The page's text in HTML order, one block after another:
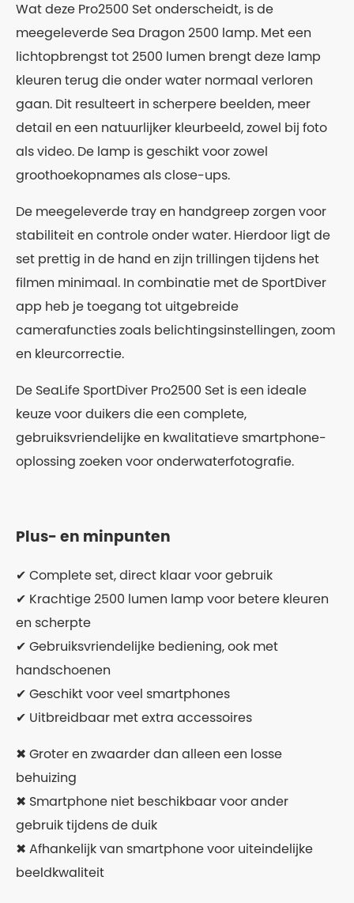
Wat deze Pro2500 Set onderscheidt, is de
meegeleverde Sea Dragon 2500 lamp. Met een
lichtopbrengst tot 2500 lumen brengt deze lamp
kleuren terug die onder water normaal verloren
gaan. Dit resulteert in scherpere beelden, meer
detail en een natuurlijker kleurbeeld, zowel bij foto
als video. De lamp is geschikt voor zowel
groothoekopnames als close-ups.
De meegeleverde tray en handgreep zorgen voor
stabiliteit en controle onder water. Hierdoor ligt de
set prettig in de hand en zijn trillingen tijdens het
filmen minimaal. In combinatie met de SportDiver
app heb je toegang tot uitgebreide
camerafuncties zoals belichtingsinstellingen, zoom
en kleurcorrectie.
De SeaLife SportDiver Pro2500 Set is een ideale
keuze voor duikers die een complete,
gebruiksvriendelijke en kwalitatieve smartphone-
oplossing zoeken voor onderwaterfotografie.
Plus- en minpunten
✔ Complete set, direct klaar voor gebruik
✔ Krachtige 2500 lumen lamp voor betere kleuren
en scherpte
✔ Gebruiksvriendelijke bediening, ook met
handschoenen
✔ Geschikt voor veel smartphones
✔ Uitbreidbaar met extra accessoires
✖ Groter en zwaarder dan alleen een losse
behuizing
✖ Smartphone niet beschikbaar voor ander
gebruik tijdens de duik
✖ Afhankelijk van smartphone voor uiteindelijke
beeldkwaliteit